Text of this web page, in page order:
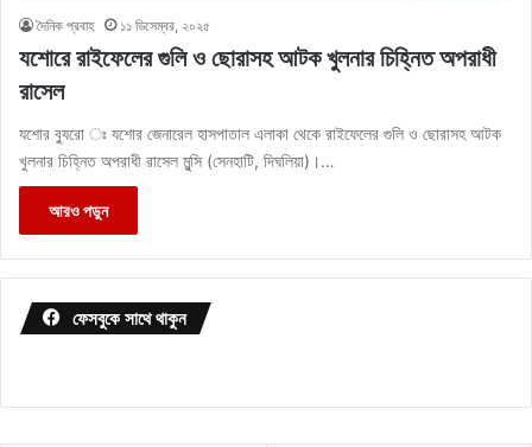
দৈনিক প্রবাহ ১১ ডিসেম্বর, ২০২৫
যশোরে রাইফেলের গুলি ও ছোরাসহ আটক খুলনার চিহ্নিত অপরাধী
রাসেল
যশোর ব্যুরো ঃ যশোর জেনারেল হাসপাতাল এলাকা থেকে রাইফেলের গুলি ও ছোরাসহ আটক
খুলনার চিহ্নিত অপরাধী রাসেল মুন্সি (সেনহাটি, দিঘলিয়া)।…
আরও পড়ুন
ফেসবুকে সাথে থাকুন